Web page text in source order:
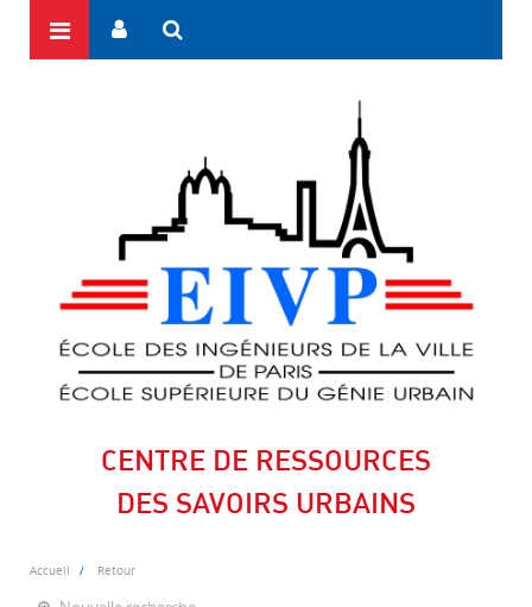
CENTRE DE RESSOURCES
DES SAVOIRS URBAINS
Accueil Retour